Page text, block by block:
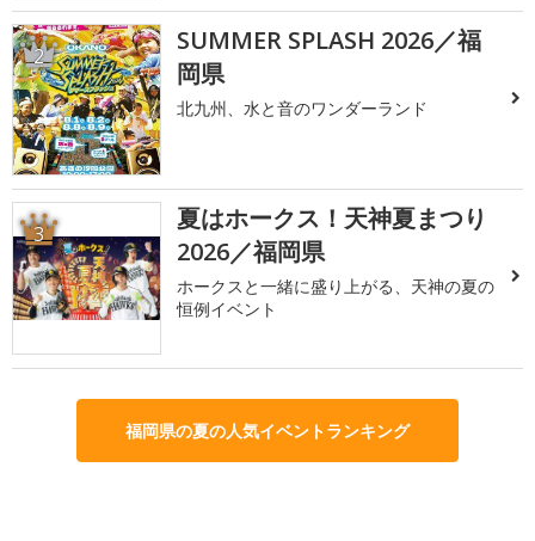
2
SUMMER SPLASH 2026／福
岡県
北九州、水と音のワンダーランド
3
夏はホークス！天神夏まつり
2026／福岡県
ホークスと一緒に盛り上がる、天神の夏の
恒例イベント
福岡県の夏の人気イベントランキング